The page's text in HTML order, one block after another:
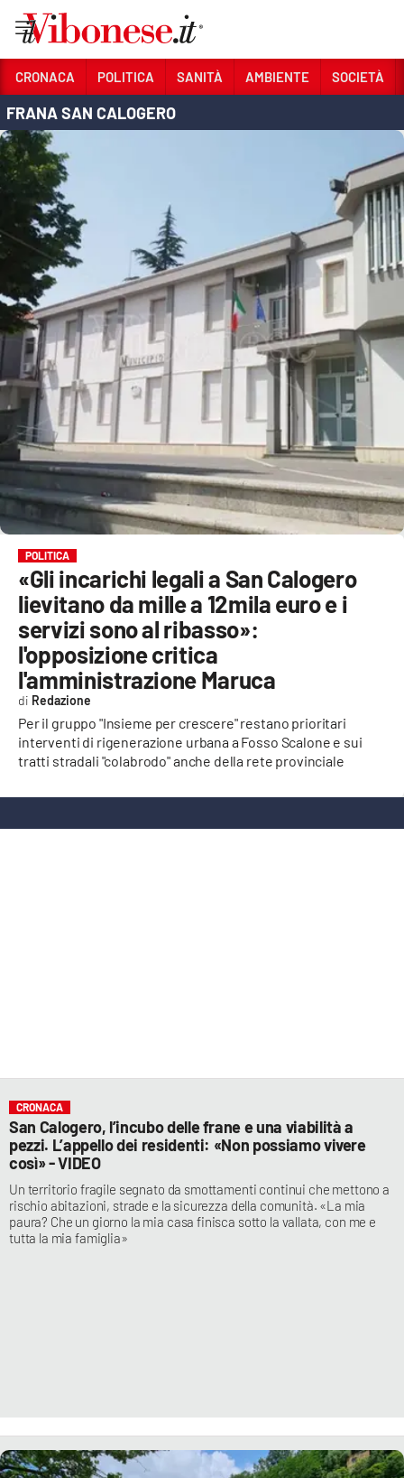
Sezioni
CRONACA
POLITICA
SANITÀ
AMBIENTE
SOCIETÀ
CULTURA
ECONOMIA E LAVORO
EVENTI
SPORT
Streaming
LAC TV
LAC NETWORK
LAC ONAIR
LaC
Network
LACTV.IT
LACITYMAG.IT
App
ANDROID
APPLE
CRONACA POLITICA SANITÀ AMBIENTE SOCIETÀ
FRANA SAN CALOGERO
POLITICA
«Gli incarichi legali a San Calogero
lievitano da mille a 12mila euro e i
servizi sono al ribasso»:
l'opposizione critica
l'amministrazione Maruca
Per il gruppo "Insieme per crescere" restano prioritari
interventi di rigenerazione urbana a Fosso Scalone e sui
tratti stradali "colabrodo" anche della rete provinciale
Redazione
CRONACA
San Calogero, l’incubo delle frane e una viabilità a
pezzi. L’appello dei residenti: «Non possiamo vivere
così» - VIDEO
Un territorio fragile segnato da smottamenti continui che mettono a
rischio abitazioni, strade e la sicurezza della comunità. «La mia
paura? Che un giorno la mia casa finisca sotto la vallata, con me e
tutta la mia famiglia»